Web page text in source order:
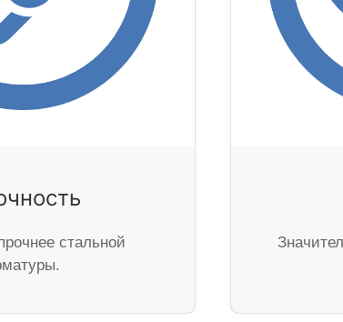
стальной